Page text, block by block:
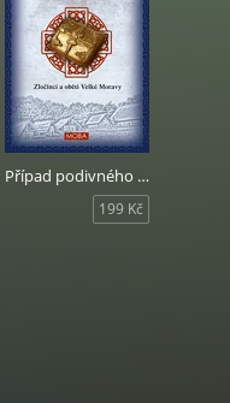
Případ podivného hrobu
199 Kč